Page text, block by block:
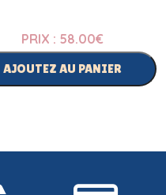
PRIX : 58.00€
AJOUTEZ AU PANIER